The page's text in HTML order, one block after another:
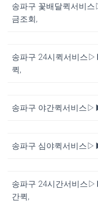
송파구 꽃배달퀵서비
금조회,
송파구 24시퀵서비스
퀵,
송파구 야간퀵서비스
송파구 심야퀵서비스
송파구 24시간서비스
간퀵,